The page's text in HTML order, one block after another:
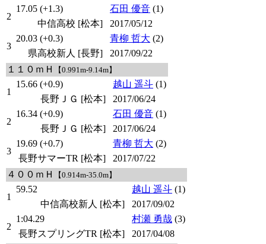
2
17.05 (+1.3) 石田 優音 (1)
中信高校 [松本]
2017/05/12
3
20.03 (+0.3) 青柳 哲大 (2)
県高校新人 [長野]
2017/09/22
１１０ｍＨ
【0.991m-9.14m】
1
15.66 (+0.9) 越山 遥斗 (1)
長野ＪＧ [松本]
2017/06/24
2
16.34 (+0.9) 石田 優音 (1)
長野ＪＧ [松本]
2017/06/24
3
19.69 (+0.7) 青柳 哲大 (2)
長野サマーTR [松本]
2017/07/22
４００ｍＨ
【0.914m-35.0m】
1
59.52 越山 遥斗 (1)
中信高校新人 [松本]
2017/09/02
2
1:04.29 村瀬 勇哉 (3)
長野スプリングTR [松本]
2017/04/08